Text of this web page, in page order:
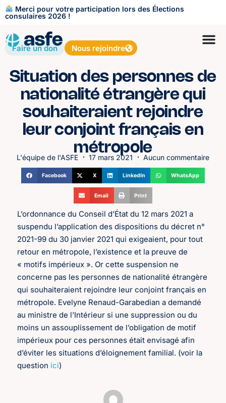
Merci pour votre participation lors des Élections
consulaires 2026 !
Faire un don Nous rejoindre
Situation des personnes de
nationalité étrangère qui
souhaiteraient rejoindre
leur conjoint français en
métropole
L'équipe de l'ASFE 17 mars 2021 Aucun commentaire
Facebook X LinkedIn WhatsApp
Email Print
L’ordonnance du Conseil d’État du 12 mars 2021 a
suspendu l’application des dispositions du décret n°
2021-99 du 30 janvier 2021 qui exigeaient, pour tout
retour en métropole, l’existence et la preuve de
« motifs impérieux ». Or cette suspension ne
concerne pas les personnes de nationalité étrangère
qui souhaiteraient rejoindre leur conjoint français en
métropole. Evelyne Renaud-Garabedian a demandé
au ministre de l’Intérieur si une suppression ou du
moins un assouplissement de l’obligation de motif
impérieux pour ces personnes était envisagé afin
d’éviter les situations d’éloignement familial. (voir la
question ici)